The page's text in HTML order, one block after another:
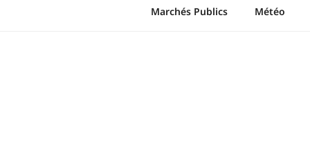
Marchés Publics
Météo